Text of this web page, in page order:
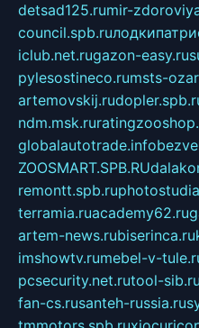
detsad125.rumir-
council.spb.ru
iclub.net.rugazon-easy.ru
pylesostineco.rumsts-
artemovskij.ru
ndm.msk.ru
globalautotrade.info
ZOOSMART.SPB.RU
remontt.spb.ru
terramia.ruacademy62.ru
artem-news.rubiserinca.ru
imshowtv.rumebel-v-
pcsecurity.net.rutool-sib.ru
fan-cs.rusanteh-russia.ru